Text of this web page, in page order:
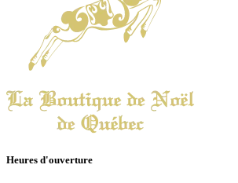
Heures d'ouverture